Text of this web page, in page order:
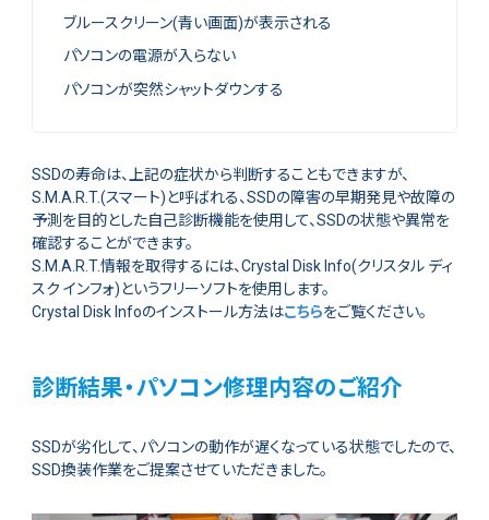
ブルースクリーン(青い画面)が表示される
パソコンの電源が入らない
パソコンが突然シャットダウンする
SSDの寿命は、上記の症状から判断することもできますが、
S.M.A.R.T.(スマート)と呼ばれる、SSDの障害の早期発見や故障の
予測を目的とした自己診断機能を使用して、SSDの状態や異常を
確認することができます。
S.M.A.R.T.情報を取得するには、Crystal Disk Info(クリスタル ディ
スク インフォ)というフリーソフトを使用します。
Crystal Disk Infoのインストール方法はこちらをご覧ください。
診断結果・パソコン修理内容のご紹介
SSDが劣化して、パソコンの動作が遅くなっている状態でしたので、
SSD換装作業をご提案させていただきました。